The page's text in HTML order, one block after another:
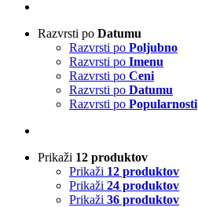
Razvrsti po Datumu
Razvrsti po Poljubno
Razvrsti po Imenu
Razvrsti po Ceni
Razvrsti po Datumu
Razvrsti po Popularnosti
Prikaži 12 produktov
Prikaži 12 produktov
Prikaži 24 produktov
Prikaži 36 produktov